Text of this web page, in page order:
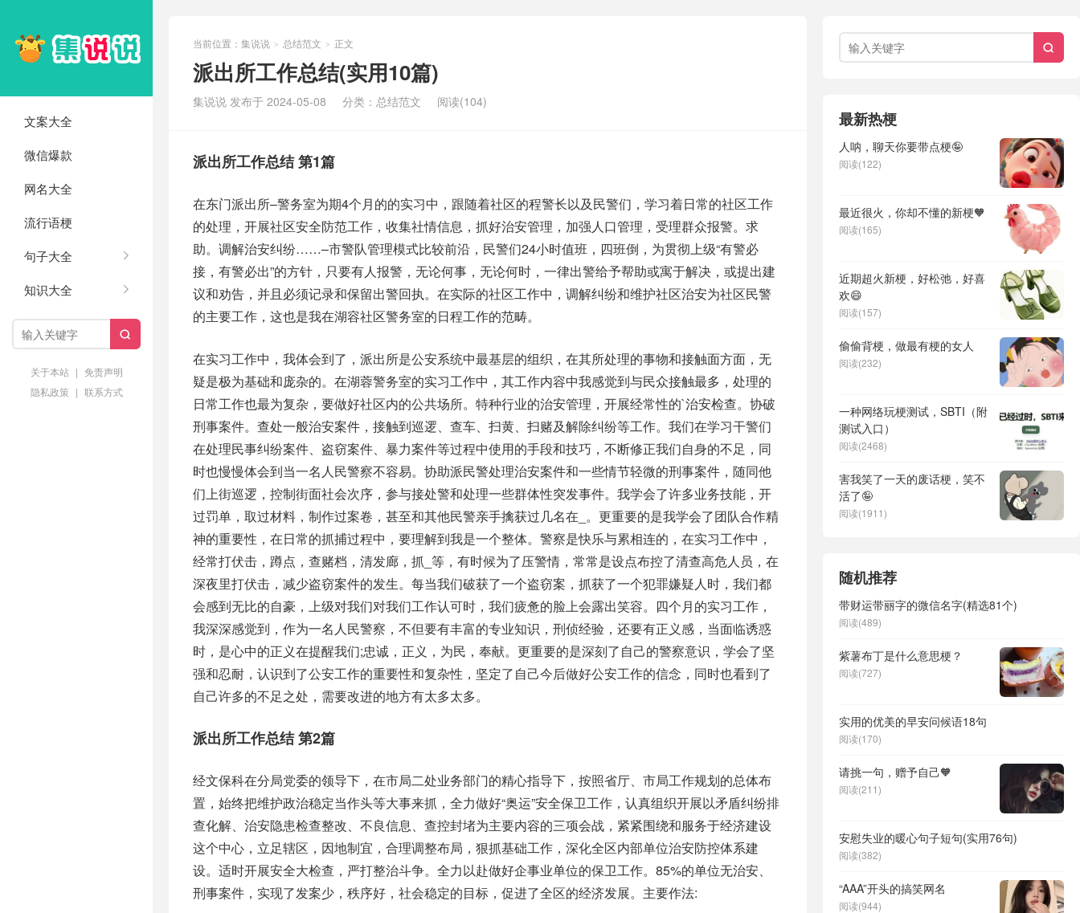
文案大全
微信爆款
网名大全
流行语梗
句子大全
知识大全

关于本站 | 免责声明
隐私政策 | 联系方式
当前位置： 集说说 > 总结范文 > 正文
派出所工作总结(实用10篇)
集说说 发布于 2024-05-08 分类： 总结范文 阅读(104)
派出所工作总结 第1篇
在东门派出所–警务室为期4个月的的实习中，跟随着社区的程警长以及民警们，学习着日常的社区工作
的处理，开展社区安全防范工作，收集社情信息，抓好治安管理，加强人口管理，受理群众报警。求
助。调解治安纠纷……–市警队管理模式比较前沿，民警们24小时值班，四班倒，为贯彻上级“有警必
接，有警必出”的方针，只要有人报警，无论何事，无论何时，一律出警给予帮助或寓于解决，或提出建
议和劝告，并且必须记录和保留出警回执。在实际的社区工作中，调解纠纷和维护社区治安为社区民警
的主要工作，这也是我在湖容社区警务室的日程工作的范畴。
在实习工作中，我体会到了，派出所是公安系统中最基层的组织，在其所处理的事物和接触面方面，无
疑是极为基础和庞杂的。在湖蓉警务室的实习工作中，其工作内容中我感觉到与民众接触最多，处理的
日常工作也最为复杂，要做好社区内的公共场所。特种行业的治安管理，开展经常性的`治安检查。协破
刑事案件。查处一般治安案件，接触到巡逻、查车、扫黄、扫赌及解除纠纷等工作。我们在学习干警们
在处理民事纠纷案件、盗窃案件、暴力案件等过程中使用的手段和技巧，不断修正我们自身的不足，同
时也慢慢体会到当一名人民警察不容易。协助派民警处理治安案件和一些情节轻微的刑事案件，随同他
们上街巡逻，控制街面社会次序，参与接处警和处理一些群体性突发事件。我学会了许多业务技能，开
过罚单，取过材料，制作过案卷，甚至和其他民警亲手擒获过几名在_。更重要的是我学会了团队合作精
神的重要性，在日常的抓捕过程中，要理解到我是一个整体。警察是快乐与累相连的，在实习工作中，
经常打伏击，蹲点，查赌档，清发廊，抓_等，有时候为了压警情，常常是设点布控了清查高危人员，在
深夜里打伏击，减少盗窃案件的发生。每当我们破获了一个盗窃案，抓获了一个犯罪嫌疑人时，我们都
会感到无比的自豪，上级对我们对我们工作认可时，我们疲惫的脸上会露出笑容。四个月的实习工作，
我深深感觉到，作为一名人民警察，不但要有丰富的专业知识，刑侦经验，还要有正义感，当面临诱惑
时，是心中的正义在提醒我们;忠诚，正义，为民，奉献。更重要的是深刻了自己的警察意识，学会了坚
强和忍耐，认识到了公安工作的重要性和复杂性，坚定了自己今后做好公安工作的信念，同时也看到了
自己许多的不足之处，需要改进的地方有太多太多。
派出所工作总结 第2篇
经文保科在分局党委的领导下，在市局二处业务部门的精心指导下，按照省厅、市局工作规划的总体布
置，始终把维护政治稳定当作头等大事来抓，全力做好“奥运”安全保卫工作，认真组织开展以矛盾纠纷排
查化解、治安隐患检查整改、不良信息、查控封堵为主要内容的三项会战，紧紧围绕和服务于经济建设
这个中心，立足辖区，因地制宜，合理调整布局，狠抓基础工作，深化全区内部单位治安防控体系建
设。适时开展安全大检查，严打整治斗争。全力以赴做好企事业单位的保卫工作。85%的单位无治安、
刑事案件，实现了发案少，秩序好，社会稳定的目标，促进了全区的经济发展。主要作法:

最新热梗
人呐，聊天你要带点梗🤪
阅读(122)
最近很火，你却不懂的新梗🧡
阅读(165)
近期超火新梗，好松弛，好喜
欢😄
阅读(157)
偷偷背梗，做最有梗的女人
阅读(232)
一种网络玩梗测试，SBTI（附
测试入口）
阅读(2468)
害我笑了一天的废话梗，笑不
活了🤪
阅读(1911)
随机推荐
带财运带丽字的微信名字(精选81个)
阅读(489)
紫薯布丁是什么意思梗？
阅读(727)
实用的优美的早安问候语18句
阅读(170)
请挑一句，赠予自己🧡
阅读(211)
安慰失业的暖心句子短句(实用76句)
阅读(382)
“AAA”开头的搞笑网名
阅读(944)